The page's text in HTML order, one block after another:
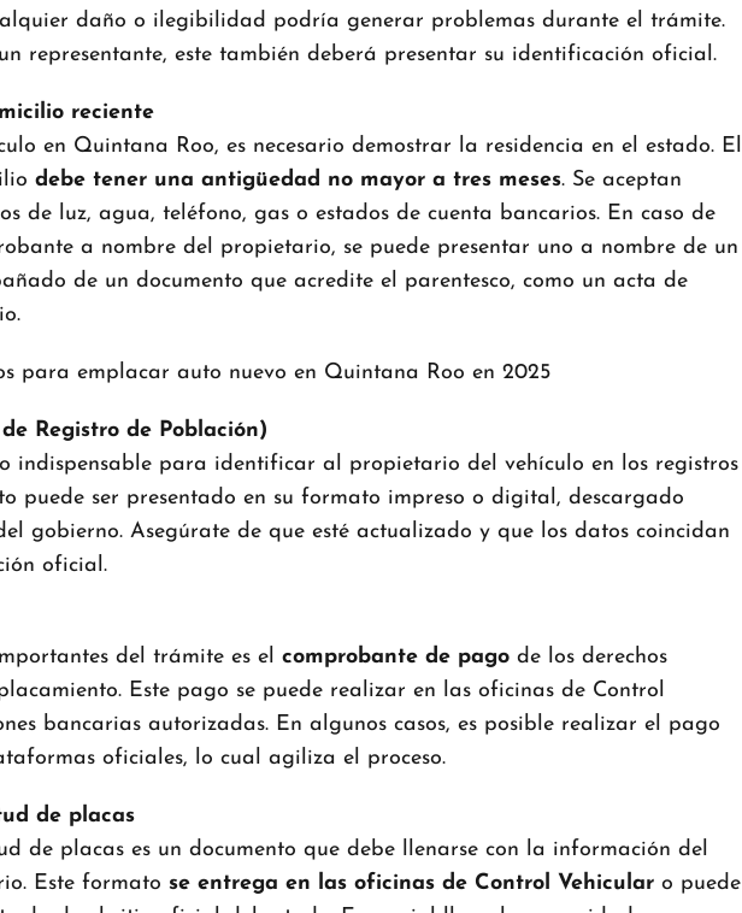
daño o ilegibilidad podría generar problemas durante el trámite.
representante, este también deberá presentar su identificación oficial.
reciente
en Quintana Roo, es necesario demostrar la residencia en el estado. El
debe tener una antigüedad no mayor a tres meses. Se aceptan
de luz, agua, teléfono, gas o estados de cuenta bancarios. En caso de
a nombre del propietario, se puede presentar uno a nombre de un
de un documento que acredite el parentesco, como un acta de
Registro de Población)
indispensable para identificar al propietario del vehículo en los registros
puede ser presentado en su formato impreso o digital, descargado
gobierno. Asegúrate de que esté actualizado y que los datos coincidan
oficial.
del trámite es el comprobante de pago de los derechos
Este pago se puede realizar en las oficinas de Control
bancarias autorizadas. En algunos casos, es posible realizar el pago
oficiales, lo cual agiliza el proceso.
de placas
de placas es un documento que debe llenarse con la información del
Este formato se entrega en las oficinas de Control Vehicular o puede